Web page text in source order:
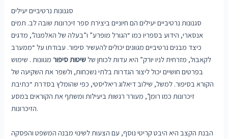
סגנונות נרטיביים יעילים
סגנונות נרטיביים יעילים הם חיוניים ביצירת ספר זיכרונות שובה לב. תמים
אנסארי, הידוע בספריו כמו “הגורל מופרע” ו”בעלה של האלמנה”, מדגים
כיצד מבנים נרטיביים מגוונים יכולים להעשיר סיפור. עבודתו על “ממערב
לקאבול, מזרחית לניו יורק” היא עדות לכוחן שלשיטות סיפורמגוונות . שימוש
בפרטים חושיים יכול ליצור הגדרות בלתי נשכחות, ולשפר את השקיעה של
הקורא בסיפור. למשל, שילוב דיאלוג ריאליסטי, כפי שהומלץ בסדרת “כתיבת
זיכרונות כמו רומן”, מעורר רגשות ביעילות ומשתף את הקוראים במסע
הזיכרונות.
הבנת הקצב היא היבט קריטי נוסף, עם הצעות לשינוי מבנה המשפט והפסקה